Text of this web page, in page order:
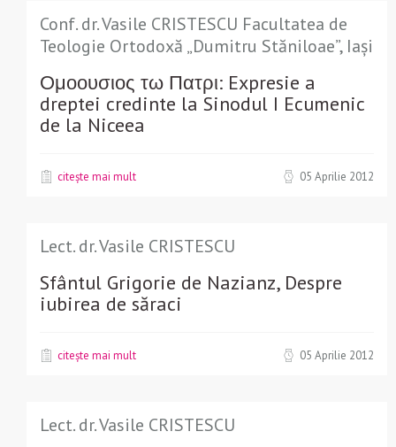
Conf. dr. Vasile CRISTESCU Facultatea de
Teologie Ortodoxă „Dumitru Stăniloae”, Iași
Ομοουσιος τω Πατρι: Expresie a
dreptei credinte la Sinodul I Ecumenic
de la Niceea
citește mai mult 05 Aprilie 2012
Lect. dr. Vasile CRISTESCU
Sfântul Grigorie de Nazianz, Despre
iubirea de săraci
citește mai mult 05 Aprilie 2012
Lect. dr. Vasile CRISTESCU